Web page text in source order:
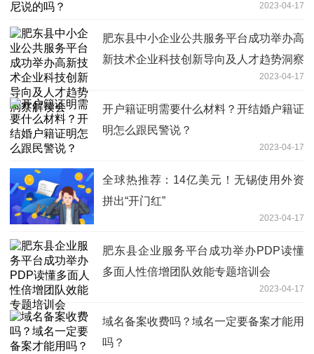
2023-04-17
肥东县中小企业公共服务平台成功举办高
新技术企业科技创新导向及人才趋势洞察
2023-04-17
开户籍证明需要什么材料？开结婚户籍证
明怎么跟民警说？
2023-04-17
全球热推荐：14亿美元！无锡使用外资
拼出“开门红”
2023-04-17
肥东县企业服务平台成功举办PDP读懂
多面人性倍增团队效能专题培训会
2023-04-17
域名备案收费吗？域名一定要备案才能用
吗？